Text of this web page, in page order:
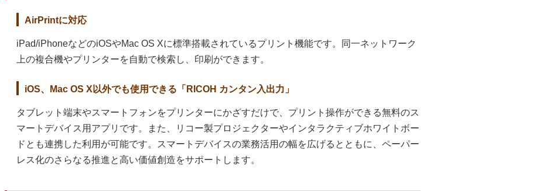
AirPrintに対応
iPad/iPhoneなどのiOSやMac OS Xに標準搭載されているプリント機能です。同一ネットワーク
上の複合機やプリンターを自動で検索し、印刷ができます。
iOS、Mac OS X以外でも使用できる「RICOH カンタン入出力」
タブレット端末やスマートフォンをプリンターにかざすだけで、プリント操作ができる無料のス
マートデバイス用アプリです。また、リコー製プロジェクターやインタラクティブホワイトボー
ドとも連携した利用が可能です。スマートデバイスの業務活用の幅を広げるとともに、ペーパー
レス化のさらなる推進と高い価値創造をサポートします。